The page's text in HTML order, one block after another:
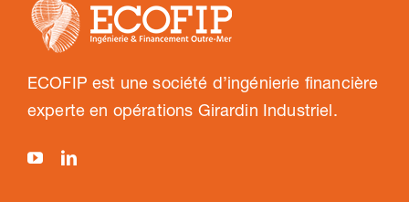
ECOFIP est une société d’ingénierie financière
experte en opérations Girardin Industriel.